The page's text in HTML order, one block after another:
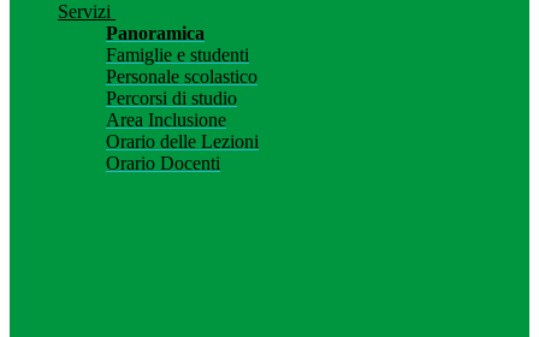
Servizi
Panoramica
Famiglie e studenti
Personale scolastico
Percorsi di studio
Area Inclusione
Orario delle Lezioni
Orario Docenti